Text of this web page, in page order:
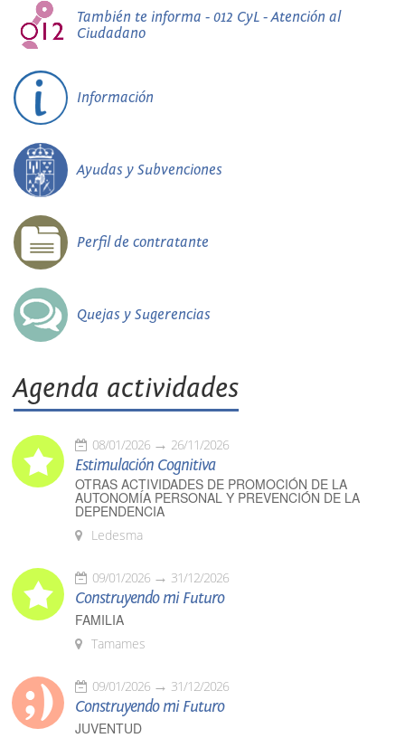
También te informa - 012 CyL - Atención al
Ciudadano
Información
Ayudas y Subvenciones
Perfil de contratante
Quejas y Sugerencias
Agenda actividades
08/01/2026 26/11/2026
Estimulación Cognitiva
OTRAS ACTIVIDADES DE PROMOCIÓN DE LA
AUTONOMÍA PERSONAL Y PREVENCIÓN DE LA
DEPENDENCIA
Ledesma
09/01/2026 31/12/2026
Construyendo mi Futuro
FAMILIA
Tamames
09/01/2026 31/12/2026
Construyendo mi Futuro
JUVENTUD